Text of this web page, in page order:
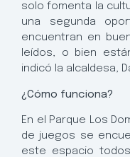
solo fomenta la
una segunda
encuentran en
leídos, o bien
indicó la alcaldesa,
¿Cómo funciona?
En el Parque Los
de juegos se
este espacio